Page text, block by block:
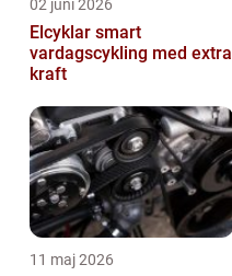
02 juni 2026
Elcyklar smart
vardagscykling med extra
kraft
11 maj 2026